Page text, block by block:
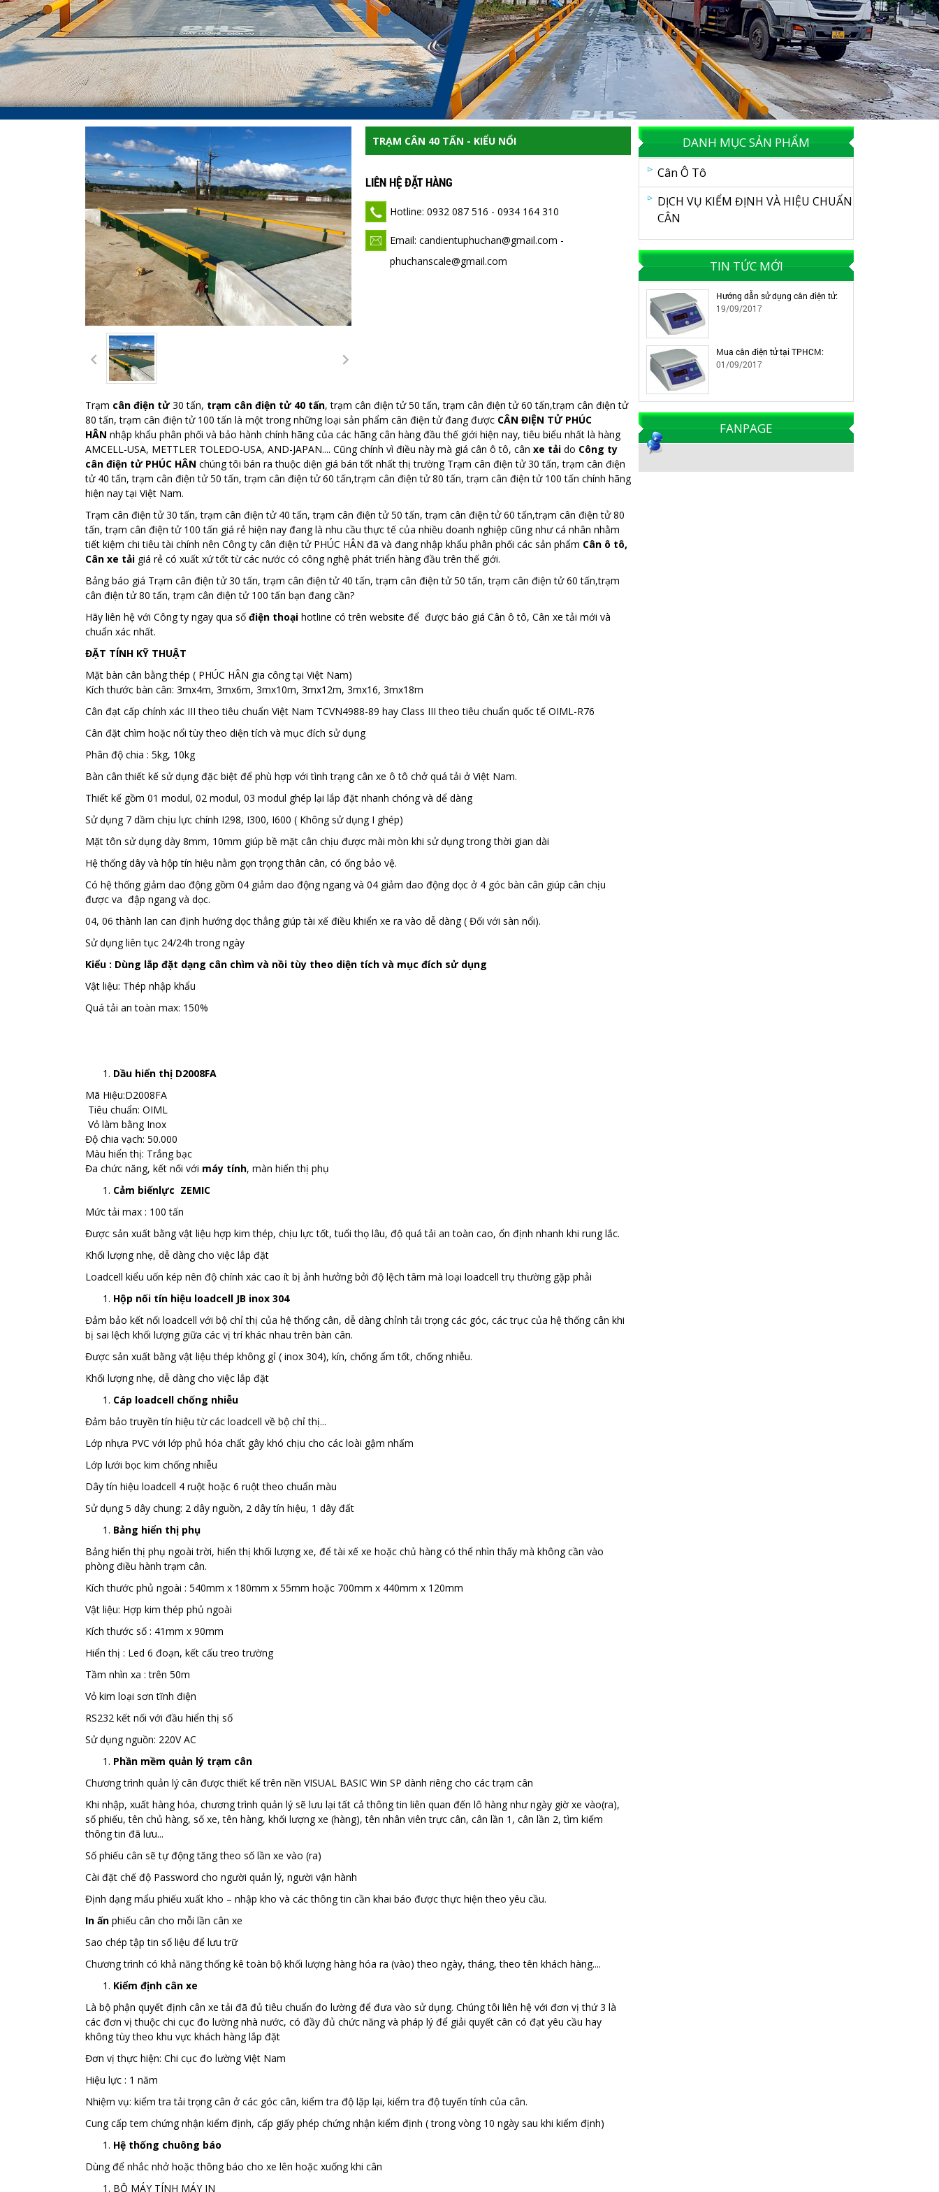
TRẠM CÂN 40 TẤN - KIỂU NỔI
LIÊN HỆ ĐẶT HÀNG
Hotline: 0932 087 516 - 0934 164 310
Email: candientuphuchan@gmail.com -
phuchanscale@gmail.com
Trạm cân điện tử30 tấn, trạm cân điện tử 40 tấn, trạm cân điện tử 50 tấn, trạm cân điện tử 60 tấn,trạm cân điện tử
80 tấn, trạm cân điện tử 100 tấn là một trong những loại sản phẩm cân điện tử đang được CÂN ĐIỆN TỬ PHÚC
HÂN nhập khẩu phân phối và bảo hành chính hãng của các hãng cân hàng đầu thế giới hiện nay, tiêu biểu nhất là hàng
AMCELL-USA, METTLER TOLEDO-USA, AND-JAPAN.... Cũng chính vì điều này mà giá cân ô tô, cân xe tải do Công ty
cân điện tử PHÚC HÂN chúng tôi bán ra thuộc diện giá bán tốt nhất thị trường Trạm cân điện tử 30 tấn, trạm cân điện
tử 40 tấn, trạm cân điện tử 50 tấn, trạm cân điện tử 60 tấn,trạm cân điện tử 80 tấn, trạm cân điện tử 100 tấn chính hãng
hiện nay tại Việt Nam.
Trạm cân điện tử 30 tấn, trạm cân điện tử 40 tấn, trạm cân điện tử 50 tấn, trạm cân điện tử 60 tấn,trạm cân điện tử 80
tấn, trạm cân điện tử 100 tấn giá rẻ hiện nay đang là nhu cầu thực tế của nhiều doanh nghiệp cũng như cá nhân nhằm
tiết kiệm chi tiêu tài chính nên Công ty cân điện tử PHÚC HÂN đã và đang nhập khẩu phân phối các sản phẩm Cân ô tô,
Cân xe tải giá rẻ có xuất xứ tốt từ các nước có công nghệ phát triển hàng đầu trên thế giới.
Bảng báo giá Trạm cân điện tử 30 tấn, trạm cân điện tử 40 tấn, trạm cân điện tử 50 tấn, trạm cân điện tử 60 tấn,trạm
cân điện tử 80 tấn, trạm cân điện tử 100 tấn bạn đang cần?
Hãy liên hệ với Công ty ngay qua số điện thoại hotline có trên website để được báo giá Cân ô tô, Cân xe tải mới và
chuẩn xác nhất.
ĐẶT TÍNH KỸ THUẬT
Mặt bàn cân bằng thép ( PHÚC HÂN gia công tại Việt Nam)
Kích thước bàn cân: 3mx4m, 3mx6m, 3mx10m, 3mx12m, 3mx16, 3mx18m
Cân đạt cấp chính xác III theo tiêu chuẩn Việt Nam TCVN4988-89 hay Class III theo tiêu chuẩn quốc tế OIML-R76
Cân đặt chìm hoặc nổitùy theo diện tích và mục đích sử dụng
Phân độ chia : 5kg, 10kg
Bàn cân thiết kế sử dụng đặc biệt để phù hợp với tình trạng cân xe ô tô chở quá tải ở Việt Nam.
Thiết kế gồm 01 modul, 02 modul, 03 modul ghép lại lắp đặt nhanh chóng và dể dàng
Sử dụng 7 dầm chịu lực chính I298, I300, I600 ( Không sử dụng I ghép)
Mặt tôn sử dụng dày 8mm, 10mm giúp bề mặt cân chịu được mài mòn khi sử dụng trong thời gian dài
Hệ thống dây và hộp tín hiệu nằm gọn trọng thân cân, có ống bảo vệ.
Có hệ thống giảm dao động gồm 04 giảm dao động ngang và 04 giảm dao động dọc ở 4 góc bàn cân giúp cân chịu
được va đập ngang và dọc.
04, 06 thành lan can định hướng dọc thẳng giúp tài xế điều khiển xe ra vào dễ dàng ( Đối với sàn nổi).
Sử dụng liên tục 24/24h trong ngày
Kiểu : Dùng lắp đặt dạng cân chìm và nồi tùy theo diện tích và mục đích sử dụng
Vật liệu: Thép nhập khẩu
Quá tải an toàn max: 150%
Dầu hiển thị D2008FA
Mã Hiệu:D2008FA
Tiêu chuẩn: OIML
Vỏ làm bằng Inox
Độ chia vạch: 50.000
Màu hiển thị: Trắng bạc
Đa chức năng, kết nối với máy tính, màn hiển thị phụ
Cảm biếnlực ZEMIC
Mức tải max : 100 tấn
Được sản xuất bằng vật liệu hợp kim thép, chịu lực tốt, tuổi thọ lâu, độ quá tải an toàn cao, ổn định nhanh khi rung lắc.
Khối lượng nhẹ, dễ dàng cho việc lắp đặt
Loadcell kiểu uốn kép nên độ chính xác cao ít bị ảnh hưởng bởi độ lệch tâm mà loại loadcell trụ thường gặp phải
Hộp nối tín hiệu loadcell JB inox 304
Đảm bảo kết nối loadcell với bộ chỉ thị của hệ thống cân, dễ dàng chỉnh tải trọng các góc, các trục của hệ thống cân khi
bị sai lệch khối lượng giữa các vị trí khác nhau trên bàn cân.
Được sản xuất bằng vật liệu thép không gỉ ( inox 304), kín, chống ẩm tốt, chống nhiễu.
Khối lượng nhẹ, dễ dàng cho việc lắp đặt
Cáp loadcell chống nhiễu
Đảm bảo truyền tín hiệu từ các loadcell về bộ chỉ thị...
Lớp nhựa PVC với lớp phủ hóa chất gây khó chịu cho các loài gậm nhấm
Lớp lưới bọc kim chống nhiễu
Dây tín hiệu loadcell 4 ruột hoặc 6 ruột theo chuẩn màu
Sử dụng 5 dây chung: 2 dây nguồn, 2 dây tín hiệu, 1 dây đất
Bảng hiển thị phụ
Bảng hiển thị phụ ngoài trời, hiển thị khối lượng xe, để tài xế xe hoặc chủ hàng có thể nhìn thấy mà không cần vào
phòng điều hành trạm cân.
Kích thước phủ ngoài : 540mm x 180mm x 55mm hoặc 700mm x 440mm x 120mm
Vật liệu: Hợp kim thép phủ ngoài
Kích thước số : 41mm x 90mm
Hiển thị : Led 6 đoạn, kết cấu treo trường
Tầm nhìn xa : trên 50m
Vỏ kim loại sơn tĩnh điện
RS232 kết nối với đầu hiển thị số
Sử dụng nguồn: 220V AC
Phần mềm quản lý trạm cân
Chương trình quản lý cân được thiết kế trên nền VISUAL BASIC Win SP dành riêng cho các trạm cân
Khi nhập, xuất hàng hóa, chương trình quản lý sẽ lưu lại tất cả thông tin liên quan đến lô hàng như ngày giờ xe vào(ra),
số phiếu, tên chủ hàng, số xe, tên hàng, khối lượng xe (hàng), tên nhân viên trực cân, cân lần 1, cân lần 2, tìm kiếm
thông tin đã lưu...
Số phiếu cân sẽ tự động tăng theo số lần xe vào (ra)
Cài đặt chế độ Password cho người quản lý, người vận hành
Định dạng mẩu phiếu xuất kho – nhập kho và các thông tin cần khai báo được thực hiện theo yêu cầu.
In ấn phiếu cân cho mỗi lần cân xe
Sao chép tập tin số liệu để lưu trữ
Chương trình có khả năng thống kê toàn bộ khối lượng hàng hóa ra (vào) theo ngày, tháng, theo tên khách hàng....
Kiểm định cân xe
Là bộ phận quyết định cân xe tải đã đủ tiêu chuẩn đo lường để đưa vào sử dụng. Chúng tôi liên hệ với đơn vị thứ 3 là
các đơn vị thuộc chi cục đo lường nhà nước, có đầy đủ chức năng và pháp lý để giải quyết cân có đạt yêu cầu hay
không tùy theo khu vực khách hàng lắp đặt
Đơn vị thực hiện: Chi cục đo lường Việt Nam
Hiệu lực : 1 năm
Nhiệm vụ: kiểm tra tải trọng cân ở các góc cân, kiểm tra độ lặp lại, kiểm tra độ tuyến tính của cân.
Cung cấp tem chứng nhận kiểm định, cấp giấy phép chứng nhận kiểm định ( trong vòng 10 ngày sau khi kiểm định)
Hệ thống chuông báo
Dùng để nhắc nhở hoặc thông báo cho xe lên hoặc xuống khi cân
BỘ MÁY TÍNH MÁY IN
DANH MỤC SẢN PHẨM
Cân Ô Tô
DỊCH VỤ KIỂM ĐỊNH VÀ HIỆU CHUẨN
CÂN
TIN TỨC MỚI
Hướng dẫn sử dụng cân điện tử:
19/09/2017
Mua cân điện tử tại TPHCM:
01/09/2017
FANPAGE